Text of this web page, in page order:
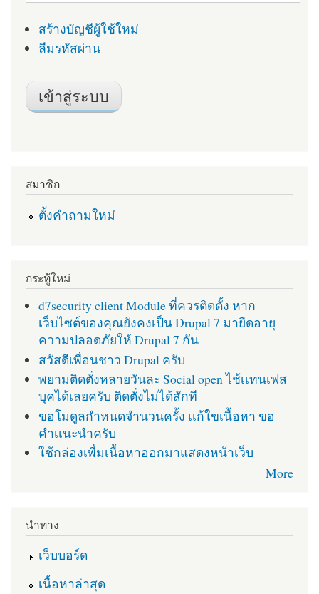
สร้างบัญชีผู้ใช้ใหม่
ลืมรหัสผ่าน
สมาชิก
ตั้งคำถามใหม่
กระทู้ใหม่
d7security client Module ที่ควรติดตั้ง หาก
เว็บไซต์ของคุณยังคงเป็น Drupal 7 มายืดอายุ
ความปลอดภัยให้ Drupal 7 กัน
สวัสดีเพื่อนชาว Drupal ครับ
พยามติดตั่งหลายวันละ Social open ไช้เเทนเฟส
บุคได้เลยครับ ติดตั่งไม่ได้สักที
ขอโมดูลกำหนดจำนวนครั้ง เเก้ใขเนื้อหา ขอ
คำเเนะนำครับ
ใช้กล่องเพื่มเนื้อหาออกมาแสดงหน้าเว็บ
More
นำทาง
เว็บบอร์ด
เนื้อหาล่าสุด